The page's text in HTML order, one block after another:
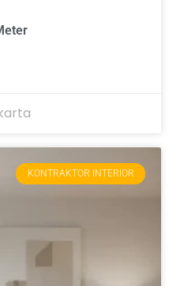
KONTRAKTOR INTERIOR